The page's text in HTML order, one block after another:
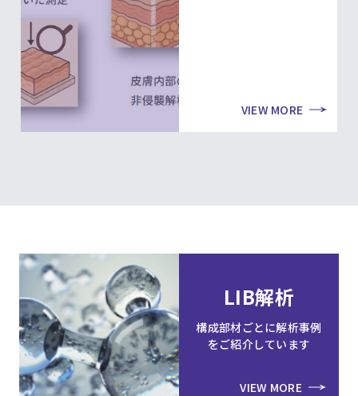
VIEW MORE
LIB解析
構成部材ごとに解析事例
をご紹介しています
VIEW MORE